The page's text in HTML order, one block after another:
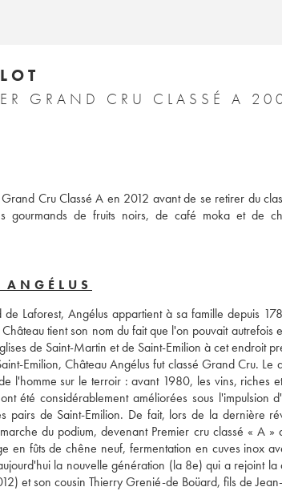
GRAND CRU CLASSÉ A
Cru Classé A en 2012 avant de se retirer du
gourmands de fruits noirs, de café moka et de
Laforest, Angélus appartient à sa famille depuis
tient son nom du fait que l'on pouvait
de Saint-Martin et de Saint-Emilion à cet endroit
Emilion, Château Angélus fut classé Grand Cru.
l'homme sur le terroir : avant 1980, les vins, riches
été considérablement améliorées sous l'impulsion
pairs de Saint-Emilion. De fait, lors de la dernière
du podium, devenant Premier cru classé « A
en fûts de chêne neuf, fermentation en cuves inox
la nouvelle génération (la 8e) qui a rejoint
et son cousin Thierry Grenié-de Boüard, fils de